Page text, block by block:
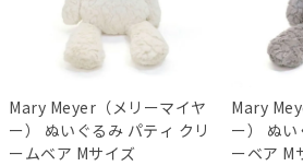
Mary Meyer（メリーマイヤ
ー） ぬいぐるみ パティ クリ
ームベア Mサイズ
Mary
ー） ぬ
ーベア M